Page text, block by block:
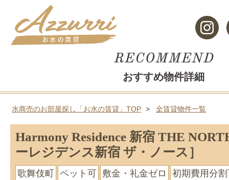
おすすめ物件詳細
水商売のお部屋探し「お水の賃貸」TOP 全賃貸物件一覧
Harmony Residence 新宿 THE
ーレジデンス新宿 ザ・ノース］
歌舞伎町 ペット可 敷金・礼金ゼロ
初期費用分